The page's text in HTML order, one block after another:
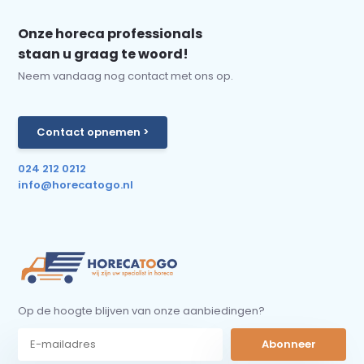
Onze horeca professionals
staan u graag te woord!
Neem vandaag nog contact met ons op.
Contact opnemen >
024 212 0212
info@horecatogo.nl
Op de hoogte blijven van onze aanbiedingen?
Abonneer